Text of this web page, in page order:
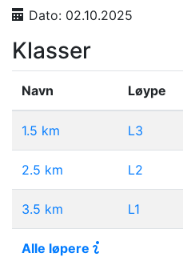
Dato: 02.10.2025
Klasser
Navn Løype
1.5 km L3
2.5 km L2
3.5 km L1
Alle løpere